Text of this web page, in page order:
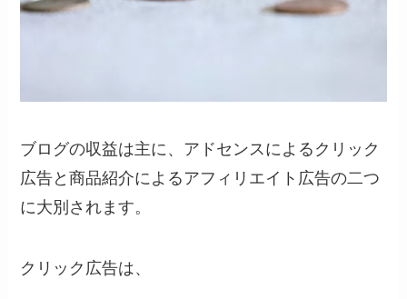
ブログの収益は主に、アドセンスによるクリック
広告と商品紹介によるアフィリエイト広告の二つ
に大別されます。
クリック広告は、